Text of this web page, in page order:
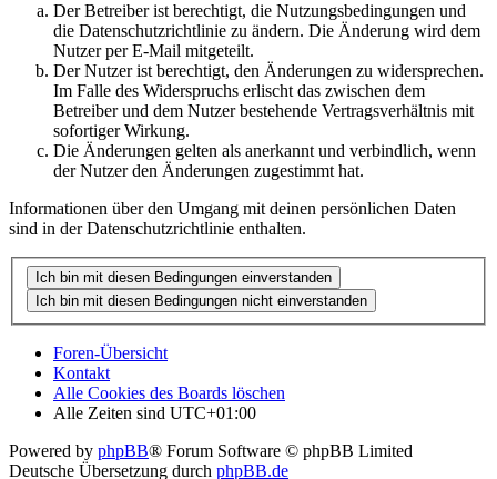
Der Betreiber ist berechtigt, die Nutzungsbedingungen und
die Datenschutzrichtlinie zu ändern. Die Änderung wird dem
Nutzer per E-Mail mitgeteilt.
Der Nutzer ist berechtigt, den Änderungen zu widersprechen.
Im Falle des Widerspruchs erlischt das zwischen dem
Betreiber und dem Nutzer bestehende Vertragsverhältnis mit
sofortiger Wirkung.
Die Änderungen gelten als anerkannt und verbindlich, wenn
der Nutzer den Änderungen zugestimmt hat.
Informationen über den Umgang mit deinen persönlichen Daten
sind in der Datenschutzrichtlinie enthalten.
Foren-Übersicht
Kontakt
Alle Cookies des Boards löschen
Alle Zeiten sind UTC+01:00
Powered by phpBB® Forum Software © phpBB Limited
Deutsche Übersetzung durch phpBB.de